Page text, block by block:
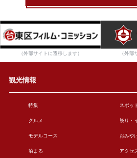
（外部サイトに遷移します） （外部
観光情報
特集 スポッ
グルメ 祭り・
モデルコース おみや
泊まる アクセ